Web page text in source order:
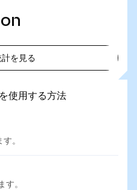
を見る
用する方法
。
す。